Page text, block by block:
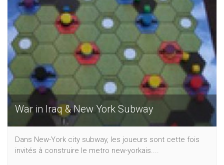
War in Iraq & New York Subway
Dans New-York city subway, les joueurs sont cette fois
invités à construire le metro new-yorkais....